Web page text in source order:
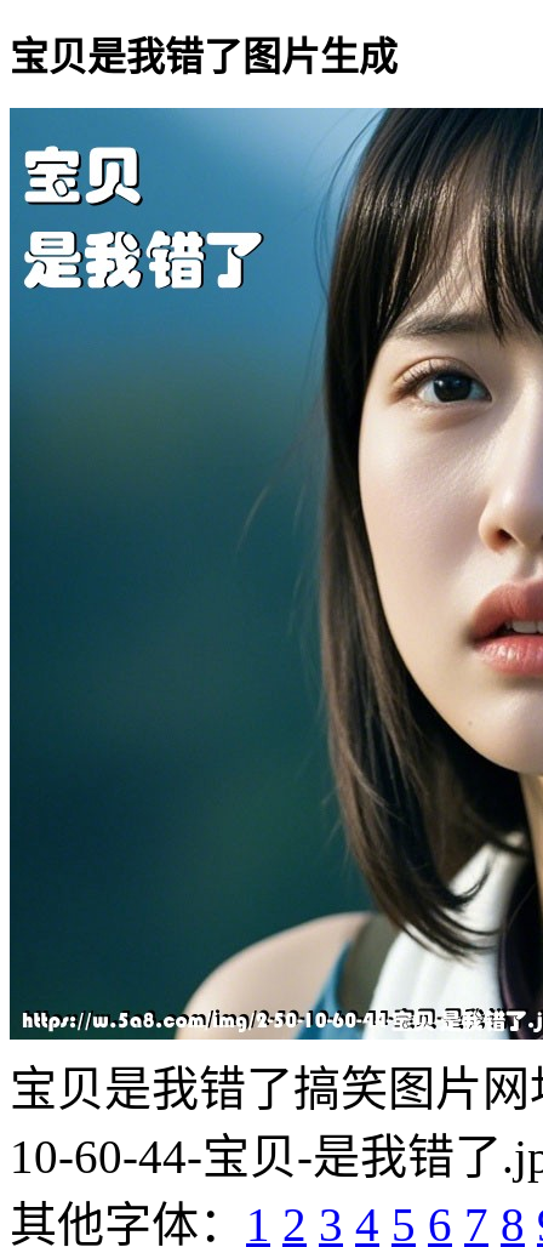
宝贝是我错了图片生成
宝贝是我错了搞笑图片网
10-60-44-宝贝-是我错了
其他字体： 1 2 3 4 5 6 7 8